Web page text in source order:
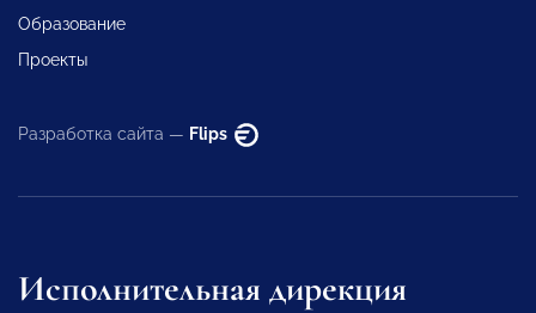
Образование
Проекты
Разработка сайта — Flips
Исполнительная дирекция